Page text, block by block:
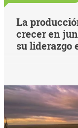
La
crecer en
su liderazgo